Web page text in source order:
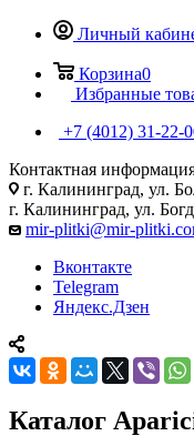
Личный
Корзина0
Избранные
+7 (4012) 31-22-
Контактная
г. Калининград, ул.
г. Калининград, ул.
mir-plitki@mir-
Вконтакте
Telegram
Яндекс.Дзен
Каталог